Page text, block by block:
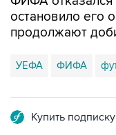
остановило его
продолжают
УЕФА ФИФА
Купить